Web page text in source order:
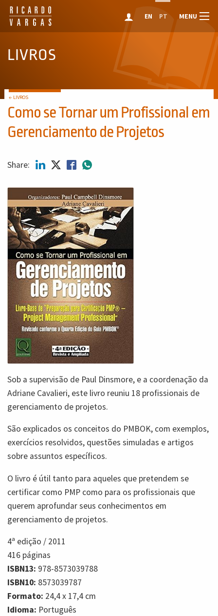
EN PT MENU
LIVROS
← LIVROS
Como se Tornar um Profissional em
Gerenciamento de Projetos
Share:
Sob a supervisão de Paul Dinsmore, e a coordenação da
Adriane Cavalieri, este livro reuniu 18 profissionais de
gerenciamento de projetos.
São explicados os conceitos do PMBOK, com exemplos,
exercícios resolvidos, questões simuladas e artigos
sobre assuntos específicos.
O livro é útil tanto para aqueles que pretendem se
certificar como PMP como para os profissionais que
querem aprofundar seus conhecimentos em
gerenciamento de projetos.
4ª edição / 2011
416 páginas
ISBN13: 978-8573039788
ISBN10: 8573039787
Formato: 24,4 x 17,4 cm
Idioma: Português